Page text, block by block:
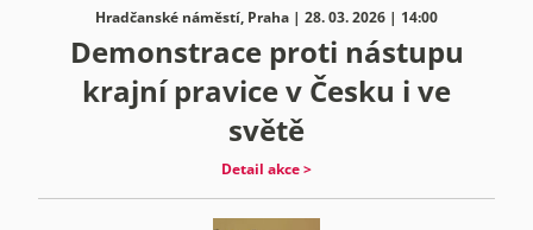
Hradčanské náměstí, Praha | 28. 03. 2026 | 14:00
Demonstrace proti nástupu
krajní pravice v Česku i ve
světě
Detail akce >